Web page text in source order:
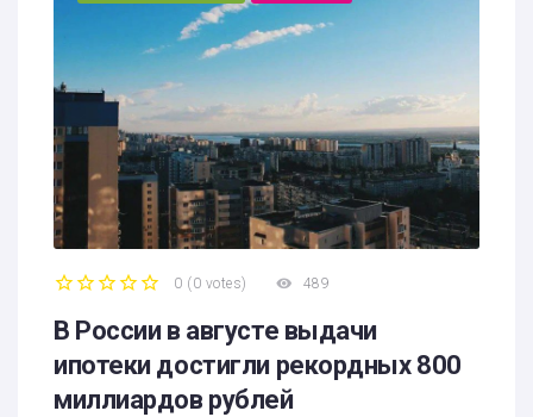
0 ( 0 votes) 489
В России в августе выдачи
ипотеки достигли рекордных 800
миллиардов рублей